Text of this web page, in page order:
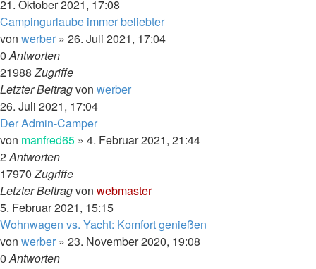
21. Oktober 2021, 17:08
Campingurlaube immer beliebter
von werber » 26. Juli 2021, 17:04
0Antworten
21988Zugriffe
Letzter Beitragvon werber
26. Juli 2021, 17:04
Der Admin-Camper
von manfred65 » 4. Februar 2021, 21:44
2Antworten
17970Zugriffe
Letzter Beitragvon webmaster
5. Februar 2021, 15:15
Wohnwagen vs. Yacht: Komfort genießen
von werber » 23. November 2020, 19:08
0Antworten